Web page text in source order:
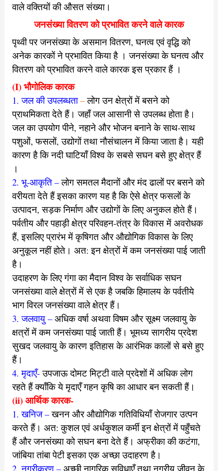
वाले वक्तियों की औसत संख्या।
जनसंख्या वितरण को प्रभावित करने वाले कारक
पृथ्वी पर जनसंख्या के असमान वितरण, घनत्व एवं वृद्धि को
अनेक कारकों नेप्रभावित किया है । जनसंख्या के घनत्व और
वितरण को प्रभावित करने वालेकारक इस प्रकार हैं ।
(I) भौगोलिक कारक
1. जल की उपलब्धता–लोग उन क्षेत्रों में बसने को
प्राथमिकता देते हैं। जहाँजल आसानी से उपलब्ध होता है।
जल का उपयोग पीने, नहाने और भोजनबनाने के साथ-साथ
पशुओं, फसलों, उद्योगों तथा नौसंचालन में किया जाता है।यही
कारण है कि नदी घाटियाँ विश्व के सबसे सघन बसे हुए क्षेत्र हैं
।
2. भू-आकृति –लोग समतल मैदानों और मंद ढालों पर बसने को
वरीयता देते हैं इसका कारण यह है कि ऐसे क्षेत्र फसलों के
उत्पादन, सड़क निर्माण और उद्योगोंके लिए अनुकल होते हैं।
पर्वतीय और पहाड़ी क्षेत्र परिवहन-तंत्र के विकास में अवरोधक
हैं, इसलिए प्रारंभ में कृषिगत और औद्योगिक विकास के लिए
अनुकूल नहीं होते। अत: इन क्षेत्रों में कम जनसंख्या पाई जाती
है।
उदाहरण के लिए गंगा का मैदान विश्व के सर्वाधिक सघन
जनसंख्या वाले क्षेत्रों में सेएक है जबकि हिमालय के पर्वतीये
भाग विरल जनसंख्या वाले क्षेत्र हैं।
3. जलवायु –अधिक वर्षा अथवा विषम और सूक्ष्म जलवायु के
क्षत्रों में कमजनसंख्या पाई जाती हैं। भूमध्य सागरीय प्रदेश
सुखद जलवायु के कारण इतिहासके आरंभिक कालों से बसे हुए
हैं।
4. मृदाएँ-उपजाऊ दोमट मिट्टी वाले प्रदेशों में अधिक लोग
रहते हैं क्याँकि येमृदाएँ गहन कृषि का आधार बन सकती हैं।
(ii) आर्थिक कारक-
1. खनिज –खनन और औद्योगिक गतिविधियाँ रोजगार उत्पन
करते हैं। अत: कुशल एवं अर्धकुशल कर्मी इन क्षेत्रों में पहुँचते
हैं और जनसंख्या कोसघन बना देते हैं। अफ्रीका की कटंगा,
जांबिया तांबा पेटी इसका एक अच्छा उदाहरण है।
2. नगरीकरण –अच्छी नागरिक सुविधाएँ तथा नगरीय जीवन के